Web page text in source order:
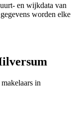
en wijkdata van
worden elke
in